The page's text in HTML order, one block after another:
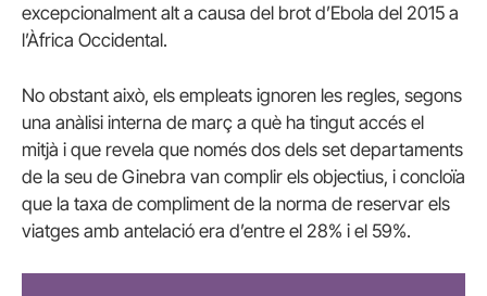
excepcionalment alt a causa del brot d’Ebola del 2015 a
l’Àfrica Occidental.
No obstant això, els empleats ignoren les regles, segons
una anàlisi interna de març a què ha tingut accés el
mitjà i que revela que només dos dels set departaments
de la seu de Ginebra van complir els objectius, i concloïa
que la taxa de compliment de la norma de reservar els
viatges amb antelació era d’entre el 28% i el 59%.